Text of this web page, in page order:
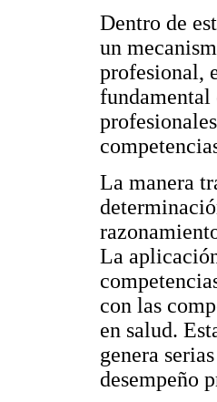
Dentro de
un
profesional,
fundamental
La manera
La
con las
en salud.
genera
desempeño